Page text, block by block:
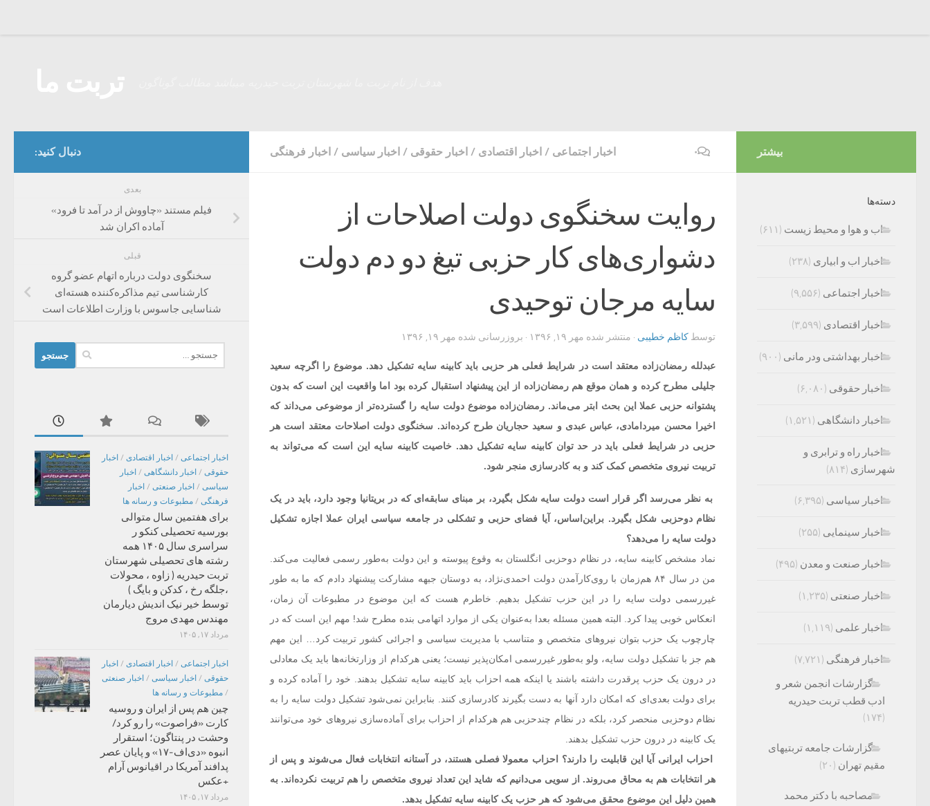
اخبار اجتماعی / اخبار اقتصادی / اخبار حقوقی / اخبار سیاسی / اخبار فرهنگی ۰
روایت سخنگوی دولت اصلاحات از
دشواری‌های کار حزبی تیغ دو دم دولت
سایه مرجان توحیدی
توسط کاظم خطیبی · منتشر شده مهر ۱۹, ۱۳۹۶ · بروزرسانی شده مهر ۱۹, ۱۳۹۶
عبدلله رمضان‌زاده معتقد است در شرایط فعلی هر حزبی باید کابینه سایه تشکیل دهد. موضوع را اگرچه سعید
جلیلی مطرح کرده و همان موقع هم رمضان‌زاده از این پیشنهاد استقبال کرده بود اما واقعیت این است که بدون
پشتوانه حزبی عملا این بحث ابتر می‌ماند. رمضان‌زاده موضوع دولت سایه را گسترده‌تر از موضوعی می‌داند که
اخیرا محسن میردامادی، عباس عبدی و سعید حجاریان طرح کرده‌اند. سخنگوی دولت اصلاحات معتقد است هر
حزبی در شرایط فعلی باید در حد توان کابینه سایه تشکیل دهد. خاصیت کابینه سایه این است که می‌تواند به
تربیت نیروی متخصص کمک کند و به کادرسازی منجر شود.
به نظر می‌رسد اگر قرار است دولت سایه شکل بگیرد، بر مبنای سابقه‌ای که در بریتانیا وجود دارد، باید در یک
نظام دوحزبی شکل بگیرد. براین‌اساس، آیا فضای حزبی و تشکلی در جامعه سیاسی ایران عملا اجازه تشکیل
دولت سایه را می‌دهد؟
نماد مشخص کابینه سایه، در نظام دوحزبی انگلستان به وقوع پیوسته و این دولت به‌طور رسمی فعالیت می‌کند.
من در سال ۸۴ هم‌زمان با روی‌کارآمدن دولت احمدی‌نژاد، به دوستان جبهه مشارکت پیشنهاد دادم که ما به طور
غیررسمی دولت سایه را در این حزب تشکیل بدهیم. خاطرم هست که این موضوع در مطبوعات آن زمان،
انعکاس خوبی پیدا کرد. البته همین مسئله بعدا به‌عنوان یکی از موارد اتهامی بنده مطرح شد! مهم این است که در
چارچوب یک حزب بتوان نیروهای متخصص و متناسب با مدیریت سیاسی و اجرائی کشور تربیت کرد… این مهم
هم جز با تشکیل دولت سایه، ولو به‌طور غیررسمی امکان‌پذیر نیست؛ یعنی هرکدام از وزارتخانه‌ها باید یک معادلی
در درون یک حزب پرقدرت داشته باشند یا اینکه همه احزاب باید کابینه سایه تشکیل بدهند. خود را آماده کرده و
برای دولت بعدی‌ای که امکان دارد آنها به دست بگیرند کادرسازی کنند. بنابراین نمی‌شود تشکیل دولت سایه را به
نظام دوحزبی منحصر کرد، بلکه در نظام چندحزبی هم هرکدام از احزاب برای آماده‌سازی نیروهای خود می‌توانند
یک کابینه در درون حزب تشکیل بدهند.
احزاب ایرانی آیا این قابلیت را دارند؟ احزاب معمولا فصلی هستند، در آستانه انتخابات فعال می‌شوند و پس از
هر انتخابات هم به محاق می‌روند. از سویی می‌دانیم که شاید این تعداد نیروی متخصص را هم تربیت نکرده‌اند. به
همین دلیل این موضوع محقق می‌شود که هر حزب یک کابینه سایه تشکیل بدهد.
دنبال کنید:
بعدی
فیلم مستند «چاووش از در آمد تا فرود»
آماده اکران شد
قبلی
سخنگوی دولت درباره اتهام عضو گروه
کارشناسی تیم مذاکره‌کننده هسته‌ای
شناسایی جاسوس با وزارت اطلاعات است
برای:
اخبار اجتماعی / اخبار اقتصادی / اخبار
حقوقی / اخبار دانشگاهی / اخبار
سیاسی / اخبار صنعتی / اخبار
فرهنگی / مطبوعات و رسانه ها
برای هفتمین سال متوالی
بورسیه تحصیلی کنکو ر
سراسری سال ۱۴۰۵ همه
رشته های تحصیلی شهرستان
تربت حیدریه ( زاوه ، محولات
،جلگه رخ ، کدکن و بایگ )
توسط خیر نیک اندیش دیارمان
مهندس مهدی مروج
مرداد ۱۷, ۱۴۰۵
اخبار اجتماعی / اخبار اقتصادی / اخبار
حقوقی / اخبار سیاسی / اخبار صنعتی
/ مطبوعات و رسانه ها
چین هم پس از ایران و روسیه
کارت «فراصوت» را رو کرد/
وحشت در پنتاگون؛ استقرار
انبوه «دی‌اف‑۱۷» و پایان عصر
پدافند آمریکا در اقیانوس آرام
+عکس
مرداد ۱۷, ۱۴۰۵
بیشتر
دسته‌ها
اب و هوا و محیط زیست (۶۱۱)
اخبار اب و ابیاری (۲۳۸)
اخبار اجتماعی (۹,۵۵۶)
اخبار اقتصادی (۳,۵۹۹)
اخبار بهداشتی ودر مانی (۹۰۰)
اخبار حقوقی (۶,۰۸۰)
اخبار دانشگاهی (۱,۵۲۱)
اخبار راه و ترابری و
شهرسازی (۸۱۴)
اخبار سیاسی (۶,۳۹۵)
اخبار سینمایی (۲۵۵)
اخبار صنعت و معدن (۴۹۵)
اخبار صنعتی (۱,۲۳۵)
اخبار علمی (۱,۱۱۹)
اخبار فرهنگی (۷,۷۲۱)
گزارشات انجمن شعر و
ادب قطب تربت حیدریه
(۱۷۴)
گزارشات جامعه تربتیهای
مقیم تهران (۲۰)
مصاحبه با دکتر محمد